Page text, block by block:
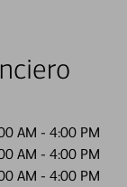
AM - 4:00 PM
AM - 4:00 PM
AM - 4:00 PM